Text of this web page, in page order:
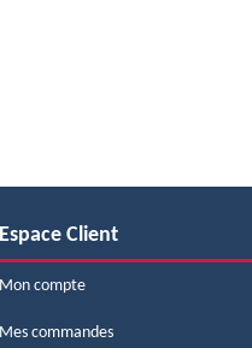
Espace Client
Mon compte
Mes commandes